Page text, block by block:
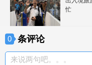
忙
0 条评论
来说两句吧。。。